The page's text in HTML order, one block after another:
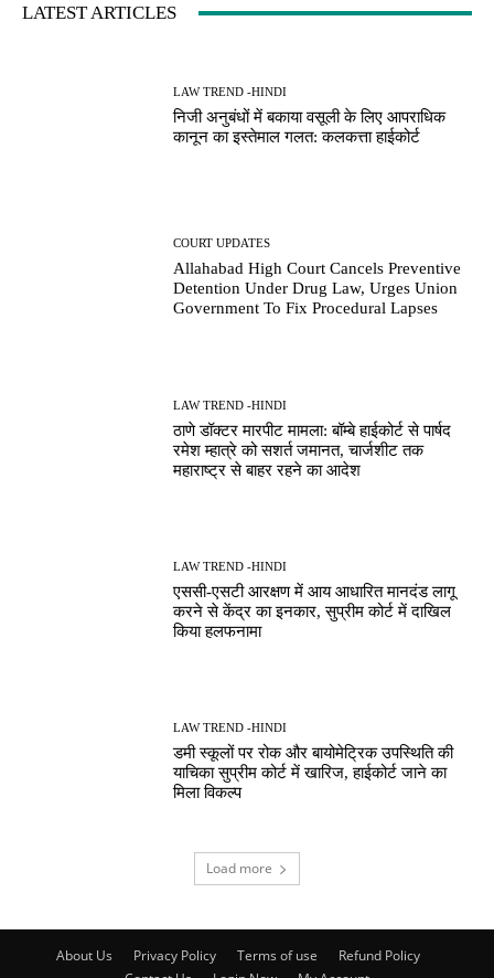
LATEST ARTICLES
LAW TREND -HINDI
निजी अनुबंधों में बकाया वसूली के लिए आपराधिक
कानून का इस्तेमाल गलत: कलकत्ता हाईकोर्ट
COURT UPDATES
Allahabad High Court Cancels Preventive
Detention Under Drug Law, Urges Union
Government To Fix Procedural Lapses
LAW TREND -HINDI
ठाणे डॉक्टर मारपीट मामला: बॉम्बे हाईकोर्ट से पार्षद
रमेश म्हात्रे को सशर्त जमानत, चार्जशीट तक
महाराष्ट्र से बाहर रहने का आदेश
LAW TREND -HINDI
एससी-एसटी आरक्षण में आय आधारित मानदंड लागू
करने से केंद्र का इनकार, सुप्रीम कोर्ट में दाखिल
किया हलफनामा
LAW TREND -HINDI
डमी स्कूलों पर रोक और बायोमेट्रिक उपस्थिति की
याचिका सुप्रीम कोर्ट में खारिज, हाईकोर्ट जाने का
मिला विकल्प
Load more
About Us Privacy Policy Terms of use
Refund Policy